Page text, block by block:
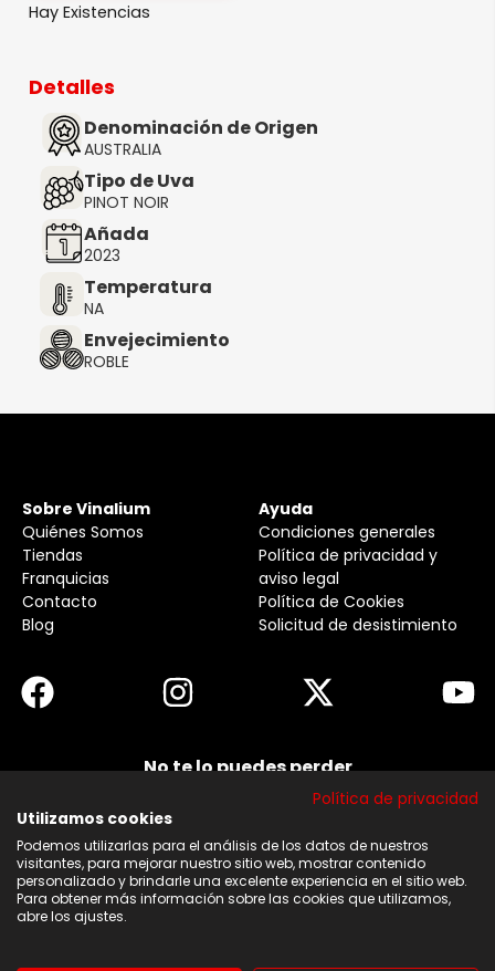
Hay Existencias
Detalles
Denominación de Origen
AUSTRALIA
Tipo de Uva
PINOT NOIR
Añada
2023
Temperatura
NA
Envejecimiento
ROBLE
Sobre Vinalium
Quiénes Somos
Tiendas
Franquicias
Contacto
Blog
Ayuda
Condiciones generales
Política de privacidad y
aviso legal
Política de Cookies
Solicitud de desistimiento
No te lo puedes perder
ninguna de nuestras noticias, ofertas y
Acepto los términos y condiciones
Política de privacidad
Utilizamos cookies
Podemos utilizarlas para el análisis de los datos de nuestros
visitantes, para mejorar nuestro sitio web, mostrar contenido
personalizado y brindarle una excelente experiencia en el sitio web.
Para obtener más información sobre las cookies que utilizamos,
abre los ajustes.